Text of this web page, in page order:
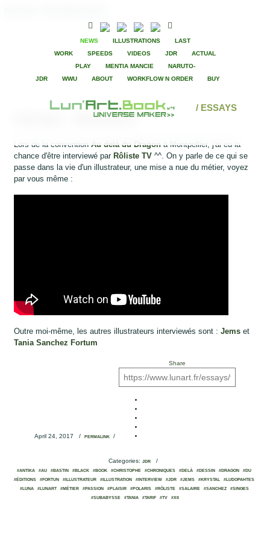
NEWS ILLUSTRATIONS
LAST
WORK
SPEEDS VIDEOS JDR
ACTUAL
PLAY
MENTIA MANCIE
NARUTO-
JDR
WWU ABOUT WORKFLOW N ORDER BUY
/ ESSAYS
Interview - Illustrateurs
Lors de la convention Au delà du Dragon à Montpellier, j'ai eu la
chance d'être interviewé par Rôliste TV ^^. On y parle de ce qui se
passe dans la vie d'un illustrateur, une mise a nue du métier, voyez
par vous même :
Outre moi-même, les autres illustrateurs interviewés sont : Jems et
Tania Sanchez Fortum
April 24, 2017 / PERMALINK /
Share
Categories: JDR /
#ANTIKA #AU #BASTIN #BLACK #BOOK #CHRISTOPHE #CHRONIQUES #DELÀ #DESSIN #DRAGON
#DU
#ÉDITIONS
#FORTUN #ILLUSTRATEUR #ILLUSTRATION #INTERVIEW #JDR #JEMS #KRYSTAL
#LUDOPAHTES
#LUNA
#LUNART #MÉTIER #PASSION #PLAISIR #POLARIS #RÔLISTE #SALAIRE #SANCHEZ
#SINGES
#SUBABYSSE
#TANIA #TARIF #TV #XII